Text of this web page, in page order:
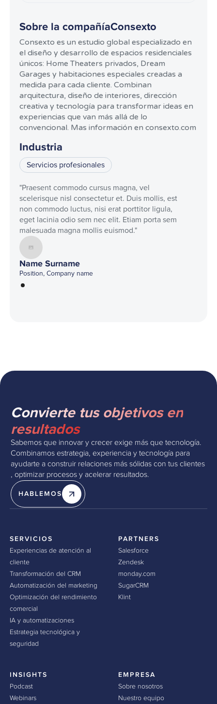
Sobre la compañíaConsexto
Consexto es un estudio global especializado en
el diseño y desarrollo de espacios residenciales
únicos: Home Theaters privados, Dream
Garages y habitaciones especiales creadas a
medida para cada cliente. Combinan
arquitectura, diseño de interiores, dirección
creativa y tecnología para transformar ideas en
experiencias que van más allá de lo
convencional.​ Mas información en consexto.com​
Industria
Servicios profesionales
"Praesent commodo cursus magna, vel
scelerisque nisl consectetur et. Duis mollis, est
non commodo luctus, nisi erat porttitor ligula,
eget lacinia odio sem nec elit. Etiam porta sem
malesuada magna mollis euismod."
Name Surname
Position, Company name
Convierte tus objetivos en
resultados
Sabemos que innovar y crecer exige más que tecnología.
Combinamos estrategia, experiencia y tecnología para
ayudarte a construir relaciones más sólidas con tus clientes
, optimizar procesos y acelerar resultados.
HABLEMOS
SERVICIOS
Experiencias de atención al
cliente
Transformación del CRM
Automatización del marketing
Optimización del rendimiento
comercial
IA y automatizaciones
Estrategia tecnológica y
seguridad
PARTNERS
Salesforce
Zendesk
monday.com
SugarCRM
Klint
INSIGHTS
Podcast
Webinars
EMPRESA
Sobre nosotros
Nuestro equipo